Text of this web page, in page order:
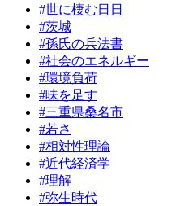
#世に棲む日日
#茨城
#孫氏の兵法書
#社会のエネルギー
#環境負荷
#味を足す
#三重県桑名市
#若さ
#相対性理論
#近代経済学
#理解
#弥生時代